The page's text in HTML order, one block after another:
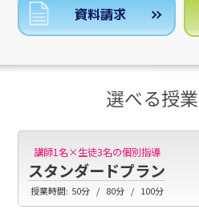
資料請求
選べる授
講師1名×生徒3名の個別指導
スタンダードプラン
授業時間: 50分 80分 100分